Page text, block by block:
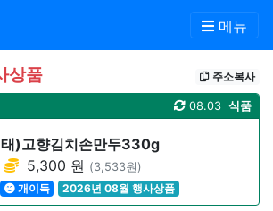
메뉴
상품 주소복사
식품
08.03
)고향김치손만두330g
5,300 원 (3,533원)
개이득 2026년 08월 행사상품